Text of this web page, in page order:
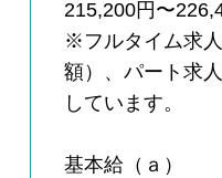
215,200円〜
※フルタイム求
額）、パート求
しています。
基本給（ａ）